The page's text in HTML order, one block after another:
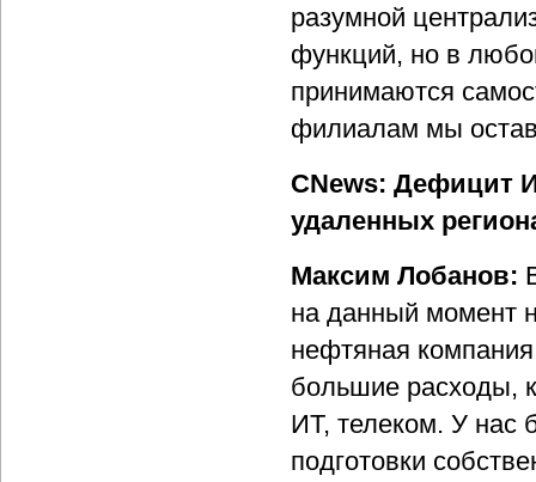
разумной
функций, но в
принимаются
филиалам мы
CNews: Дефицит
удаленных
Максим Лобанов:
на данный момент
нефтяная
большие расходы,
ИТ, телеком. У нас
подготовки